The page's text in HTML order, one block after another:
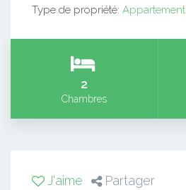
Type de propriété: Appartement
2
Chambres
J'aime Partager